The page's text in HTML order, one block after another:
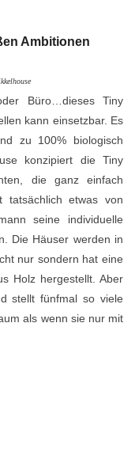
Ambitionen
Büro…dieses Tiny
kann einsetzbar. Es
zu 100% biologisch
konzipiert die Tiny
die ganz einfach
tatsächlich etwas von
seine individuelle
Die Häuser werden in
nur sondern hat eine
Holz hergestellt. Aber
stellt fünfmal so viele
als wenn sie nur mit